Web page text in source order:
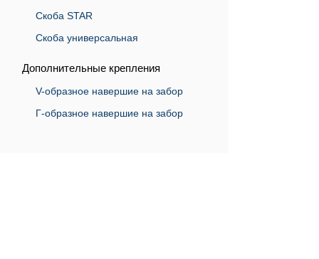
Скоба STAR
Скоба универсальная
Дополнительные крепления
V-образное навершие на забор
Г-образное навершие на забор